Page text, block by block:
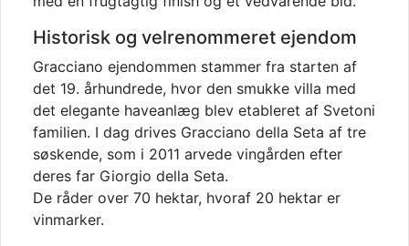
Historisk og velrenommeret ejendom
Gracciano ejendommen stammer fra starten af
det 19. århundrede, hvor den smukke villa med
det elegante haveanlæg blev etableret af Svetoni
familien. I dag drives Gracciano della Seta af tre
søskende, som i 2011 arvede vingården efter
deres far Giorgio della Seta.
De råder over 70 hektar, hvoraf 20 hektar er
vinmarker.